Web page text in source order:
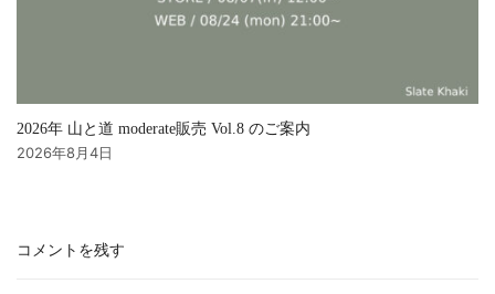
2026年 山と道 moderate販売 Vol.8 のご案内
2026年8月4日
コメントを残す